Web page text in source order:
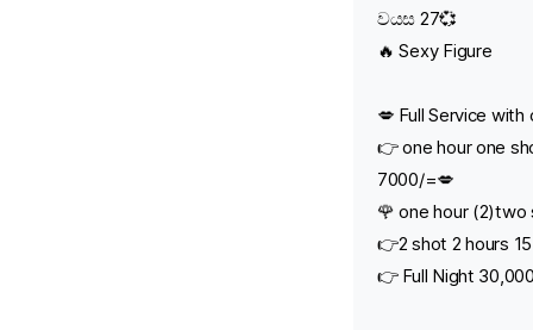
වයස 27💞
🔥 Sexy Figure
💋 Full Service with
👉 one hour one
7000/=💋
🌹 one hour (2)two
👉2 shot 2 hours
👉 Full Night